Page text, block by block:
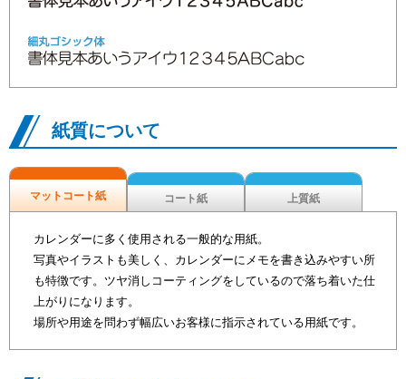
紙質について
マットコート紙 コート紙 上質紙
カレンダーに多く使用される一般的な用紙。
写真やイラストも美しく、カレンダーにメモを書き込みやすい所
も特徴です。ツヤ消しコーティングをしているので落ち着いた仕
上がりになります。
場所や用途を問わず幅広いお客様に指示されている用紙です。